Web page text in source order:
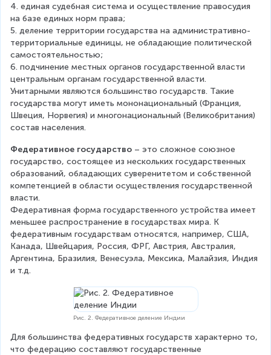
4. единая судебная система и осуществление правосудия
на базе единых норм права;
5. деление территории государства на административно-
территориальные единицы, не обладающие политической
самостоятельностью;
6. подчинение местных органов государственной власти
центральным органам государственной власти.
Унитарными являются большинство государств. Такие
государства могут иметь мононациональный (Франция,
Швеция, Норвегия) и многонациональный (Великобритания)
состав населения.
Федеративное государство – это сложное союзное
государство, состоящее из нескольких государственных
образований, обладающих суверенитетом и собственной
компетенцией в области осуществления государственной
власти.
Федеративная форма государственного устройства имеет
меньшее распространение в государствах мира. К
федеративным государствам относятся, например, США,
Канада, Швейцария, Россия, ФРГ, Австрия, Австралия,
Аргентина, Бразилия, Венесуэла, Мексика, Малайзия, Индия
и т.д.
Рис. 2. Федеративное деление Индии
Для большинства федеративных государств характерно то,
что федерацию составляют государственные